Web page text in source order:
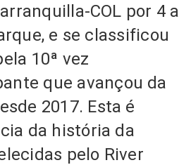
COL por 4 a
e se classificou
10ª vez
que avançou da
2017. Esta é
da história da
pelo River